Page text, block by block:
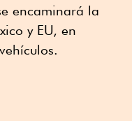
encaminará la
y EU, en